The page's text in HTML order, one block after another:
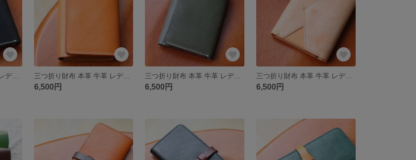
三つ折り財布 本革 牛革 レディース 手作り 高級感 レザー Q05 三つ折り財布 本革 牛革 レディース 手作り 高級感 レザー Q04
6,500円 6,500円 6,500円